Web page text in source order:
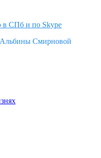
в СПб и по Skype
Альбины Смирновой